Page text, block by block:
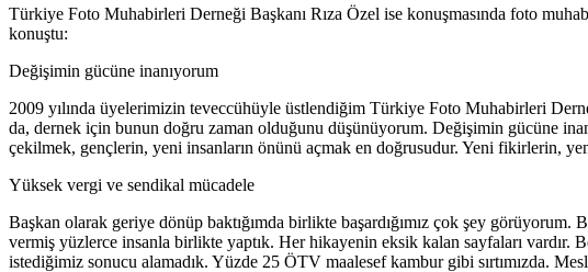
Türkiye Foto Muhabirleri Derneği Başkanı Rıza Özel ise konuşmasında foto
konuştu:
Değişimin gücüne inanıyorum
2009 yılında üyelerimizin teveccühüyle üstlendiğim Türkiye Foto Muhabirleri
da, dernek için bunun doğru zaman olduğunu düşünüyorum. Değişimin gücüne
çekilmek, gençlerin, yeni insanların önünü açmak en doğrusudur. Yeni fikirlerin,
Yüksek vergi ve sendikal mücadele
Başkan olarak geriye dönüp baktığımda birlikte başardığımız çok şey
vermiş yüzlerce insanla birlikte yaptık. Her hikayenin eksik kalan sayfaları vardır.
istediğimiz sonucu alamadık. Yüzde 25 ÖTV maalesef kambur gibi sırtımızda.